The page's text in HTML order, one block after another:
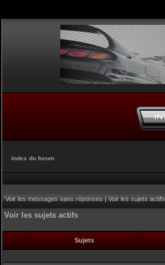
Index du forum
Voir les messages sans réponses|Voir les sujets actifs
Voir les sujets actifs
Sujets